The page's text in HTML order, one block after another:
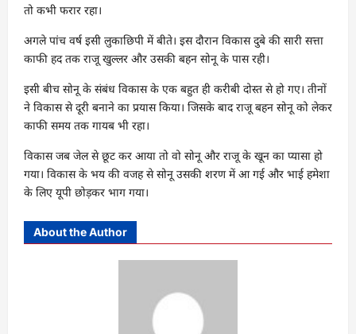
तो कभी फरार रहा।
अगले पांच वर्ष इसी लुकाछिपी में बीते। इस दौरान विकास दुबे की सारी सत्ता
काफी हद तक राजू खुल्लर और उसकी बहन सोनू के पास रही।
इसी बीच सोनू के संबंध विकास के एक बहुत ही करीबी दोस्त से हो गए। तीनों
ने विकास से दूरी बनाने का प्रयास किया। जिसके बाद राजू बहन सोनू को लेकर
काफी समय तक गायब भी रहा।
विकास जब जेल से छूट कर आया तो वो सोनू और राजू के खून का प्यासा हो
गया। विकास के भय की वजह से सोनू उसकी शरण में आ गई और भाई हमेशा
के लिए यूपी छोड़कर भाग गया।
About the Author